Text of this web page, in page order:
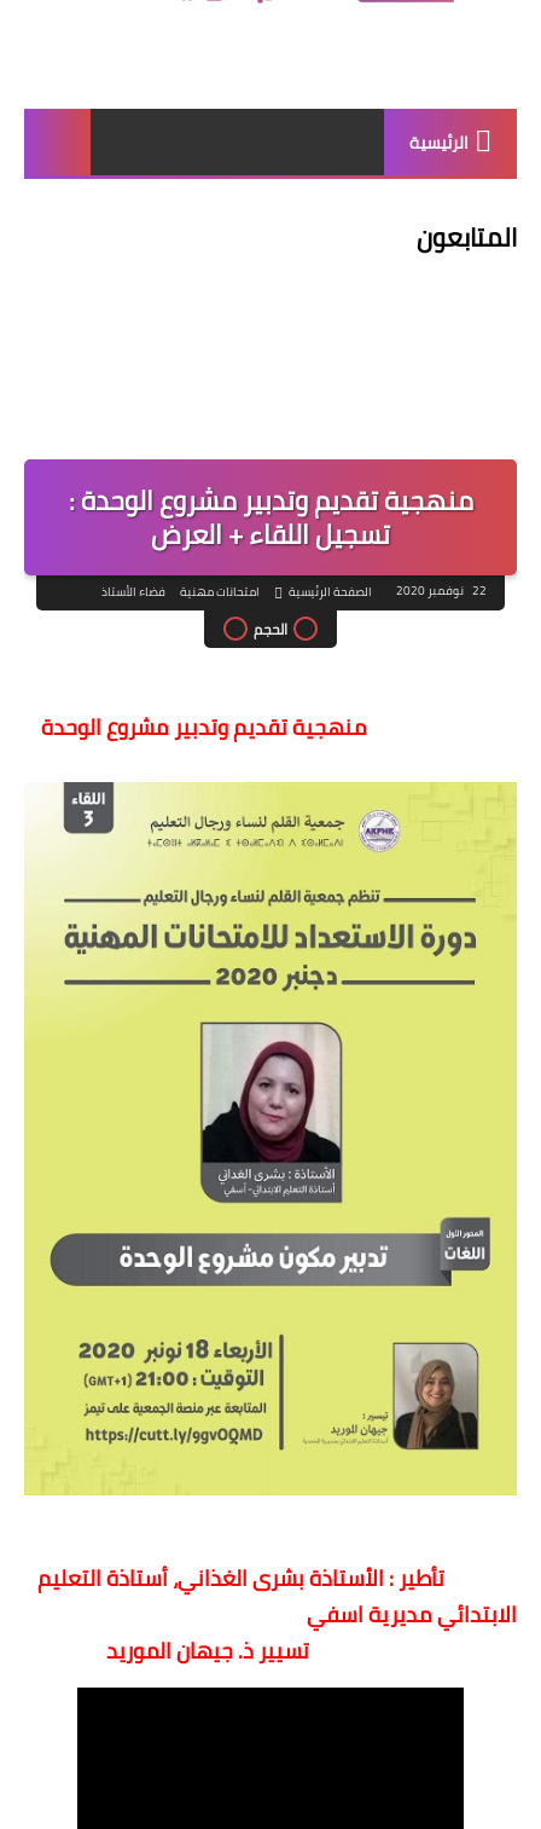
الرئيسية
المتابعون
منهجية تقديم وتدبير مشروع الوحدة :
تسجيل اللقاء + العرض
22 نوفمبر 2020 الصفحة الرئيسية امتحانات مهنية فضاء الأستاذ
الحجم
منهجية تقديم وتدبير مشروع الوحدة
تأطير : الأستاذة بشرى الغذاني، أستاذة التعليم
الابتدائي مديرية اسفي
تسيير ذ. جيهان الموريد